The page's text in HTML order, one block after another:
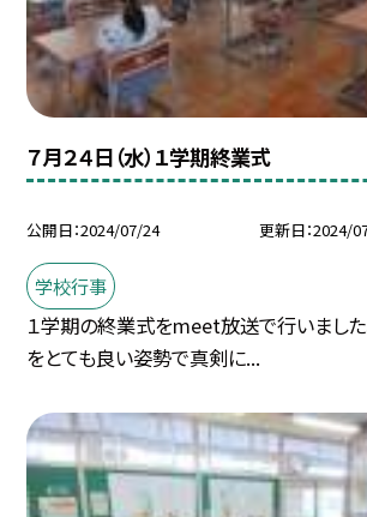
７月２４日（水）１学期終業式
公開日 2024/07/24 更新日 2024/
学校行事
１学期の終業式をmeet放送で行いまし
をとても良い姿勢で真剣に...